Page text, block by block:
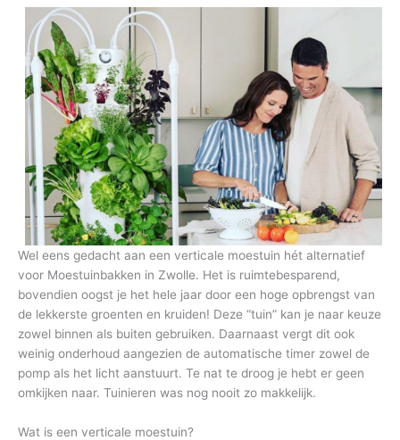
Wel eens gedacht aan een verticale moestuin hét alternatief
voor Moestuinbakken in Zwolle. Het is ruimtebesparend,
bovendien oogst je het hele jaar door een hoge opbrengst van
de lekkerste groenten en kruiden! Deze “tuin” kan je naar keuze
zowel binnen als buiten gebruiken. Daarnaast vergt dit ook
weinig onderhoud aangezien de automatische timer zowel de
pomp als het licht aanstuurt. Te nat te droog je hebt er geen
omkijken naar. Tuinieren was nog nooit zo makkelijk.
Wat is een verticale moestuin?